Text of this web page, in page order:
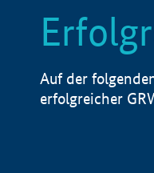
Auf der
erfolgreicher